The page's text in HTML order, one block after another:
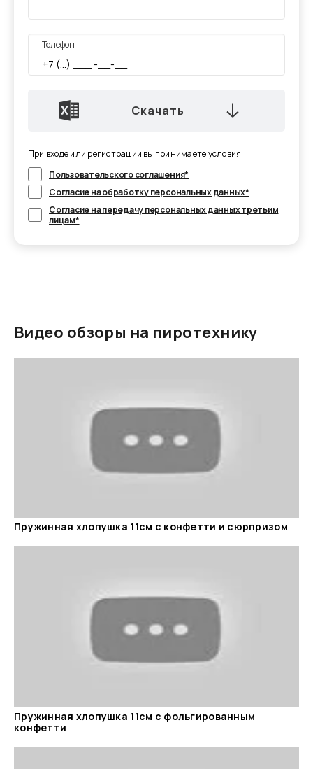
Телефон
Скачать
При входе или регистрации вы принимаете условия
Пользовательского соглашения*
Согласие на обработку персональных данных*
Согласие на передачу персональных данных третьим
лицам*
Видео обзоры на пиротехнику
Пружинная хлопушка 11см с конфетти и сюрпризом
Пружинная хлопушка 11см с фольгированным
конфетти